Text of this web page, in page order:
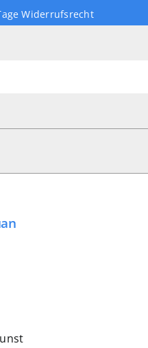
Widerrufsrecht